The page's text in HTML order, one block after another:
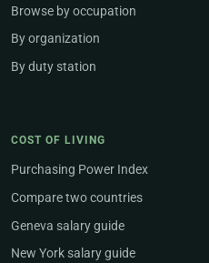
Browse by occupation
By organization
By duty station
COST OF LIVING
Purchasing Power Index
Compare two countries
Geneva salary guide
New York salary guide